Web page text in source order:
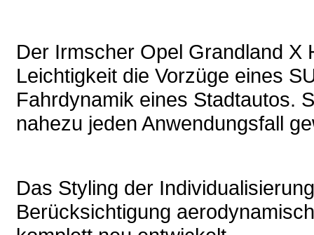
Der Irmscher Opel Grandland X
Leichtigkeit die Vorzüge eines
Fahrdynamik eines Stadtautos.
nahezu jeden Anwendungsfall
Das Styling der
Berücksichtigung